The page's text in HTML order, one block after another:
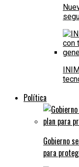
Política
Gobierno
para